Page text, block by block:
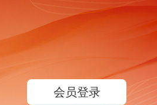
会员登录